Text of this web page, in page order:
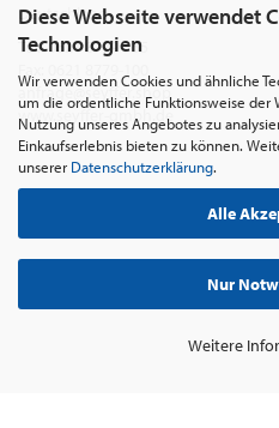
Diese Webseite verwendet
Technologien
Wir verwenden Cookies und ähnliche
um die ordentliche Funktionsweise der
Nutzung unseres Angebotes zu
Einkaufserlebnis bieten zu können.
unserer Datenschutzerklärung.
Alle
Nur
Weitere
Deutschland
Tel.:0621 8779-555
anfrage@seyffer.shop
www.seyffer-gmbh.de